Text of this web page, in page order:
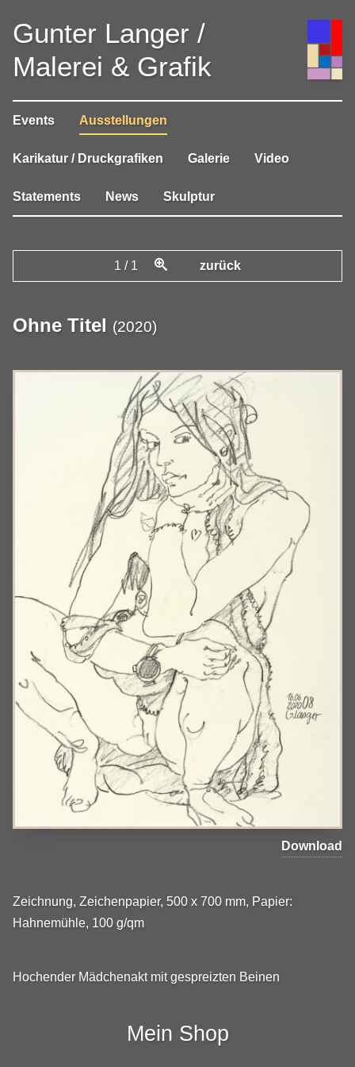
Gunter Langer /
Malerei & Grafik
Events Ausstellungen
Karikatur / Druckgrafiken Galerie Video
Statements News Skulptur
1 / 1 zurück
Ohne Titel (2020)
Download
Zeichnung, Zeichenpapier, 500 x 700 mm, Papier:
Hahnemühle, 100 g/qm
Hochender Mädchenakt mit gespreizten Beinen
Mein Shop